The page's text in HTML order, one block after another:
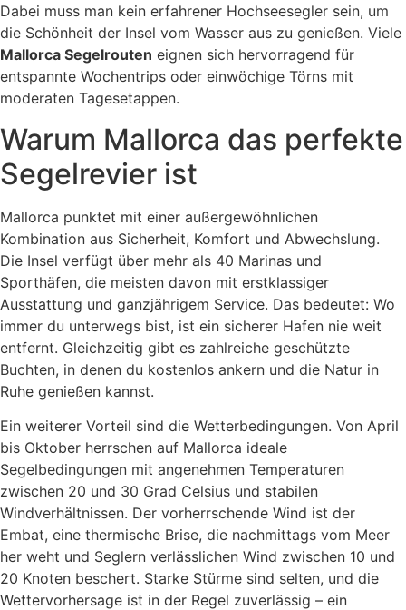
Dabei muss man kein erfahrener Hochseesegler sein, um
die Schönheit der Insel vom Wasser aus zu genießen. Viele
Mallorca Segelrouten eignen sich hervorragend für
entspannte Wochentrips oder einwöchige Törns mit
moderaten Tagesetappen.
Warum Mallorca das perfekte
Segelrevier ist
Mallorca punktet mit einer außergewöhnlichen
Kombination aus Sicherheit, Komfort und Abwechslung.
Die Insel verfügt über mehr als 40 Marinas und
Sporthäfen, die meisten davon mit erstklassiger
Ausstattung und ganzjährigem Service. Das bedeutet: Wo
immer du unterwegs bist, ist ein sicherer Hafen nie weit
entfernt. Gleichzeitig gibt es zahlreiche geschützte
Buchten, in denen du kostenlos ankern und die Natur in
Ruhe genießen kannst.
Ein weiterer Vorteil sind die Wetterbedingungen. Von April
bis Oktober herrschen auf Mallorca ideale
Segelbedingungen mit angenehmen Temperaturen
zwischen 20 und 30 Grad Celsius und stabilen
Windverhältnissen. Der vorherrschende Wind ist der
Embat, eine thermische Brise, die nachmittags vom Meer
her weht und Seglern verlässlichen Wind zwischen 10 und
20 Knoten beschert. Starke Stürme sind selten, und die
Wettervorhersage ist in der Regel zuverlässig – ein